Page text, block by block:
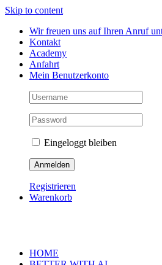
Skip to content
Wir freuen uns auf Ihren Anruf
Kontakt
Academy
Anfahrt
Mein Benutzerkonto
Eingeloggt bleiben
Registrieren
Warenkorb
HOME